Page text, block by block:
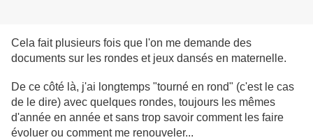
Cela fait plusieurs fois que l'on me demande des
documents sur les rondes et jeux dansés en maternelle.
De ce côté là, j'ai longtemps "tourné en rond" (c'est le cas
de le dire) avec quelques rondes, toujours les mêmes
d'année en année et sans trop savoir comment les faire
évoluer ou comment me renouveler...